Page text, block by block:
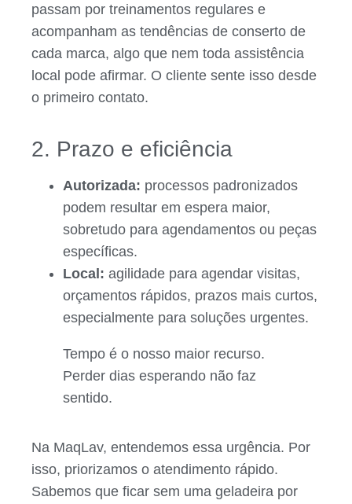
passam por treinamentos regulares e
acompanham as tendências de conserto de
cada marca, algo que nem toda assistência
local pode afirmar. O cliente sente isso desde
o primeiro contato.
2. Prazo e eficiência
Autorizada: processos padronizados
podem resultar em espera maior,
sobretudo para agendamentos ou peças
específicas.
Local: agilidade para agendar visitas,
orçamentos rápidos, prazos mais curtos,
especialmente para soluções urgentes.
Tempo é o nosso maior recurso.
Perder dias esperando não faz
sentido.
Na MaqLav, entendemos essa urgência. Por
isso, priorizamos o atendimento rápido.
Sabemos que ficar sem uma geladeira por